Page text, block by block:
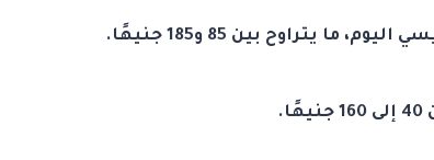
يتراوح بين 85 و185 جنيهًا.